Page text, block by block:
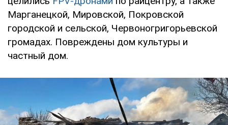
Марганецкой, Мировской, Покровской
городской и сельской, Червоногригорьевской
громадах. Повреждены дом культуры и
частный дом.